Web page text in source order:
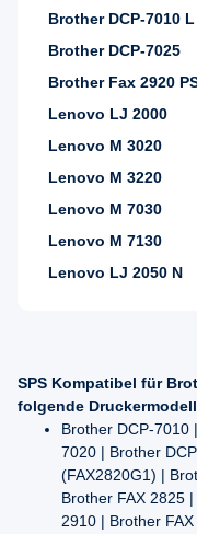
Brother DCP-7010 L
Brother DCP-7025
Brother Fax 2920
Lenovo LJ 2000
Lenovo M 3020
Lenovo M 3220
Lenovo M 7030
Lenovo M 7130
Lenovo LJ 2050 N
SPS Kompatibel für
folgende
Brother DCP-7010
7020 | Brother
(FAX2820G1) |
Brother FAX 2825
2910 | Brother